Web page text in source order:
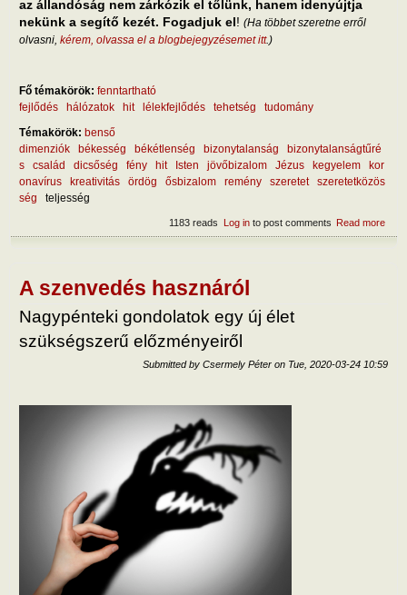
az állandóság nem zárkózik el tőlünk, hanem idenyújtja
nekünk a segítő kezét. Fogadjuk el! (Ha többet szeretne erről
olvasni, kérem, olvassa el a blogbejegyzésemet itt.)
Fő témakörök: fenntartható
fejlődés
hálózatok hit lélekfejlődés tehetség
tudomány
Témakörök: benső
dimenziók
békesség békétlenség bizonytalanság
bizonytalanságtűré
s
család dicsőség fény hit Isten jövőbizalom Jézus kegyelem
kor
onavírus
kreativitás ördög ősbizalom remény szeretet
szeretetközös
ség
teljesség
Read more
Log into post comments
1183 reads
A szenvedés hasznáról
Nagypénteki gondolatok egy új élet
szükségszerű előzményeiről
Submitted by Csermely Péter on Tue, 2020-03-24 10:59